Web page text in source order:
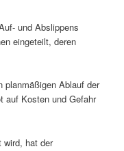
und Abslippens
eingeteilt, deren
Ablauf der
auf Kosten und Gefahr
wird, hat der